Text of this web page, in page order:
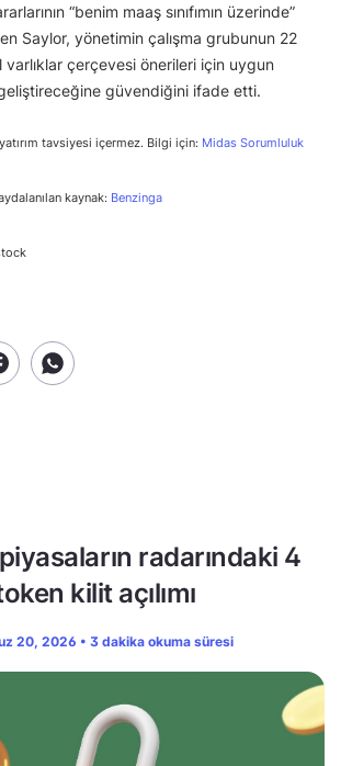
“benim maaş sınıfımın üzerinde”
Saylor, yönetimin çalışma grubunun 22
varlıklar çerçevesi önerileri için uygun
güvendiğini ifade etti.
tavsiyesi içermez. Bilgi için: Midas Sorumluluk
kaynak: Benzinga
radarındaki 4
kilit açılımı
20, 2026 • 3 dakika okuma süresi